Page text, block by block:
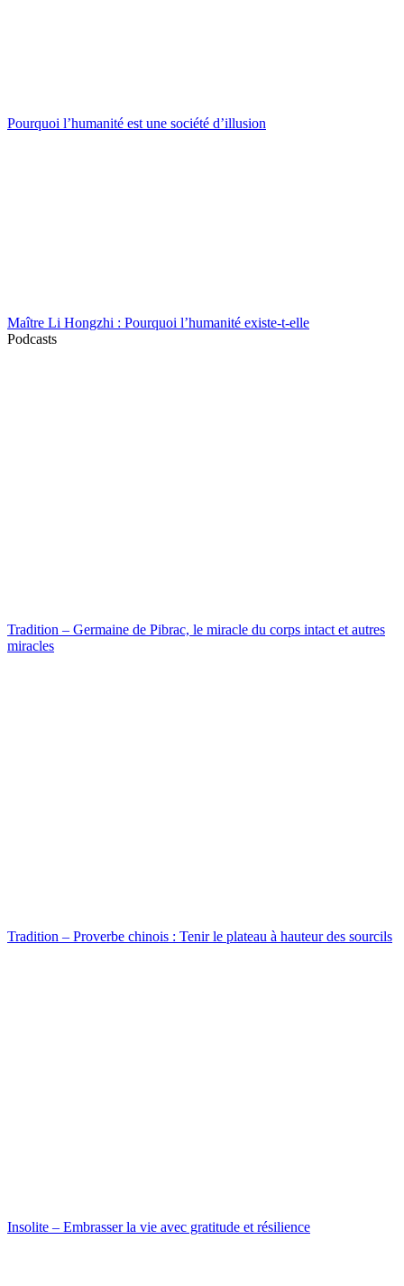
Pourquoi l’humanité est une société d’illusion
Maître Li Hongzhi : Pourquoi l’humanité existe-t-elle
Podcasts
Tradition – Germaine de Pibrac, le miracle du corps intact et autres
miracles
Tradition – Proverbe chinois : Tenir le plateau à hauteur des sourcils
Insolite – Embrasser la vie avec gratitude et résilience